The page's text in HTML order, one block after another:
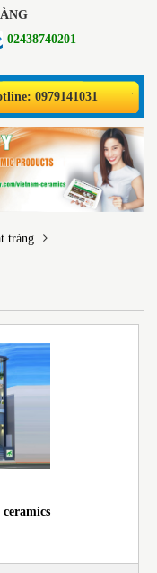
02438740201
0979141031
tràng